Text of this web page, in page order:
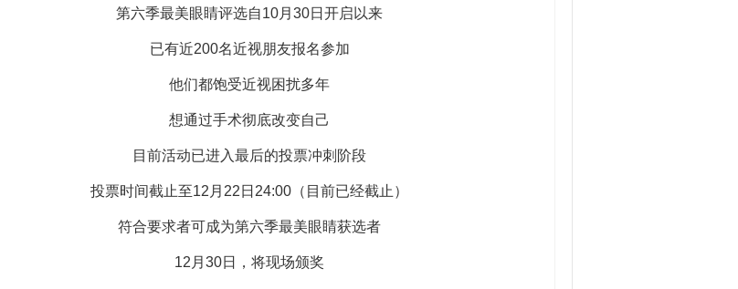
第六季最美眼睛评选自10月30日开启以来
已有近200名近视朋友报名参加
他们都饱受近视困扰多年
想通过手术彻底改变自己
目前活动已进入最后的投票冲刺阶段
投票时间截止至12月22日24:00（目前已经截止）
符合要求者可成为第六季最美眼睛获选者
12月30日，将现场颁奖